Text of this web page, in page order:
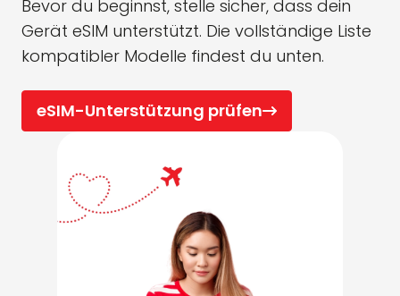
Bevor du beginnst, stelle sicher, dass dein
Gerät eSIM unterstützt. Die vollständige Liste
kompatibler Modelle findest du unten.
eSIM-Unterstützung prüfen